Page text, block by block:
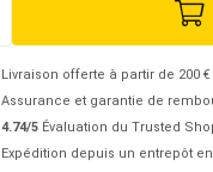
Livraison offerte à partir de 200 €
Assurance et garantie de
4.74/5 Évaluation du Trusted
Expédition depuis un entrepôt en